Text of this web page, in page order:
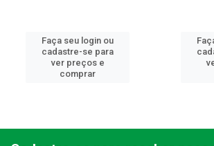
Faça seu login ou
cadastre-se para
ver preços e
comprar